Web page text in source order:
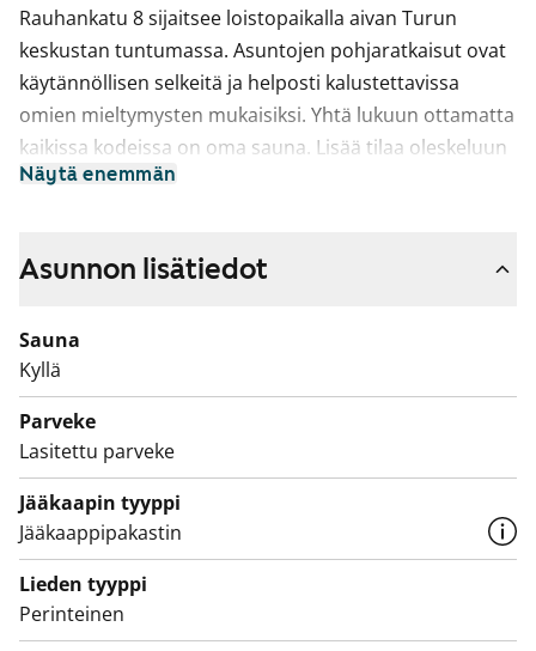
Rauhankatu 8 sijaitsee loistopaikalla aivan Turun
keskustan tuntumassa. Asuntojen pohjaratkaisut ovat
käytännöllisen selkeitä ja helposti kalustettavissa
omien mieltymysten mukaisiksi. Yhtä lukuun ottamatta
kaikissa kodeissa on oma sauna. Lisää tilaa oleskeluun
tuo oma parveke tai pihaterassi. Seitsemän
kuivaushuone sekä irtaimistovarastot. Puolilämmin
Näytä enemmän
Asunnon lisätiedot
Sauna
Kyllä
Parveke
Lasitettu parveke
Jääkaapin tyyppi
Jääkaappipakastin
Lieden tyyppi
Perinteinen